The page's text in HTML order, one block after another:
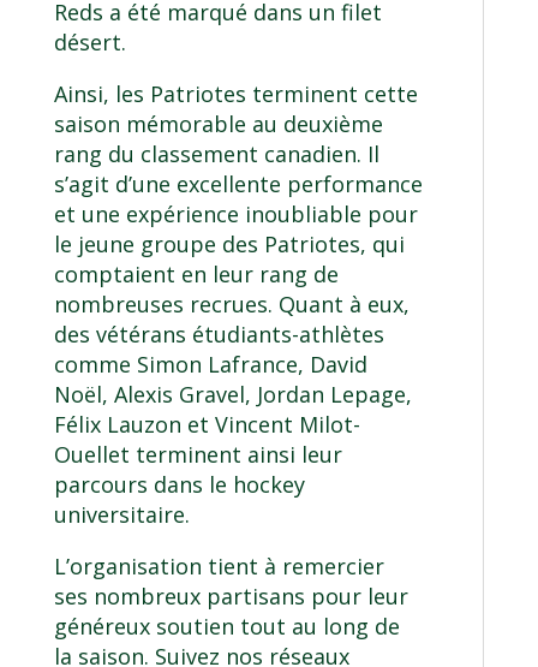
Reds a été marqué dans un filet
désert.
Ainsi, les Patriotes terminent cette
saison mémorable au deuxième
rang du classement canadien. Il
s’agit d’une excellente performance
et une expérience inoubliable pour
le jeune groupe des Patriotes, qui
comptaient en leur rang de
nombreuses recrues. Quant à eux,
des vétérans étudiants-athlètes
comme Simon Lafrance, David
Noël, Alexis Gravel, Jordan Lepage,
Félix Lauzon et Vincent Milot-
Ouellet terminent ainsi leur
parcours dans le hockey
universitaire.
L’organisation tient à remercier
ses nombreux partisans pour leur
généreux soutien tout au long de
la saison. Suivez nos réseaux